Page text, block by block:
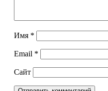
Имя *
Email *
Сайт